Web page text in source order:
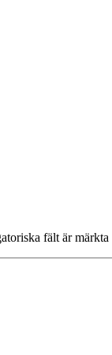
fält är märkta